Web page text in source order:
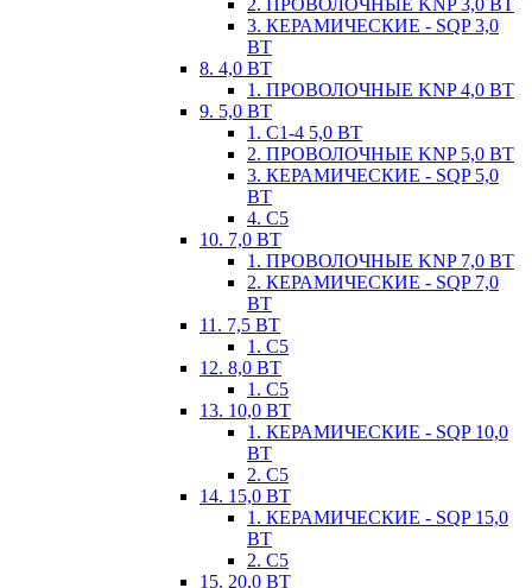
2. ПРОВОЛОЧНЫЕ KNP 3,0 ВТ
3. КЕРАМИЧЕСКИЕ - SQP 3,0
ВТ
8. 4,0 ВТ
1. ПРОВОЛОЧНЫЕ KNP 4,0 ВТ
9. 5,0 ВТ
1. С1-4 5,0 ВТ
2. ПРОВОЛОЧНЫЕ KNP 5,0 ВТ
3. КЕРАМИЧЕСКИЕ - SQP 5,0
ВТ
4. С5
10. 7,0 ВТ
1. ПРОВОЛОЧНЫЕ KNP 7,0 ВТ
2. КЕРАМИЧЕСКИЕ - SQP 7,0
ВТ
11. 7,5 ВТ
1. С5
12. 8,0 ВТ
1. С5
13. 10,0 ВТ
1. КЕРАМИЧЕСКИЕ - SQP 10,0
ВТ
2. С5
14. 15,0 ВТ
1. КЕРАМИЧЕСКИЕ - SQP 15,0
ВТ
2. С5
15. 20,0 ВТ